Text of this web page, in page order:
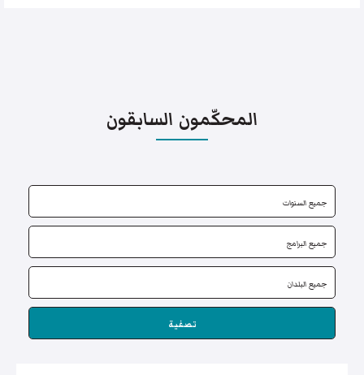
المحكّمون السابقون
تصفية